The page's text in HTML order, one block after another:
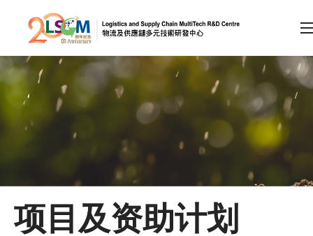
跳到内容（按回车键）
会员登录
A A EN 繁 简
主页
项目及资助计划